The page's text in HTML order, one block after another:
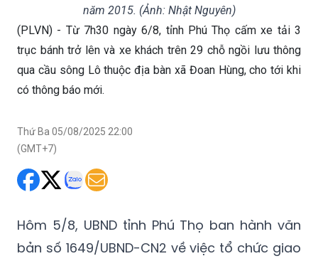
năm 2015. (Ảnh: Nhật Nguyên)
(PLVN) - Từ 7h30 ngày 6/8, tỉnh Phú Thọ cấm xe tải 3
trục bánh trở lên và xe khách trên 29 chỗ ngồi lưu thông
qua cầu sông Lô thuộc địa bàn xã Đoan Hùng, cho tới khi
có thông báo mới.
Thứ Ba 05/08/2025 22:00
(GMT+7)
Hôm 5/8, UBND tỉnh Phú Thọ ban hành văn
bản số 1649/UBND-CN2 về việc tổ chức giao